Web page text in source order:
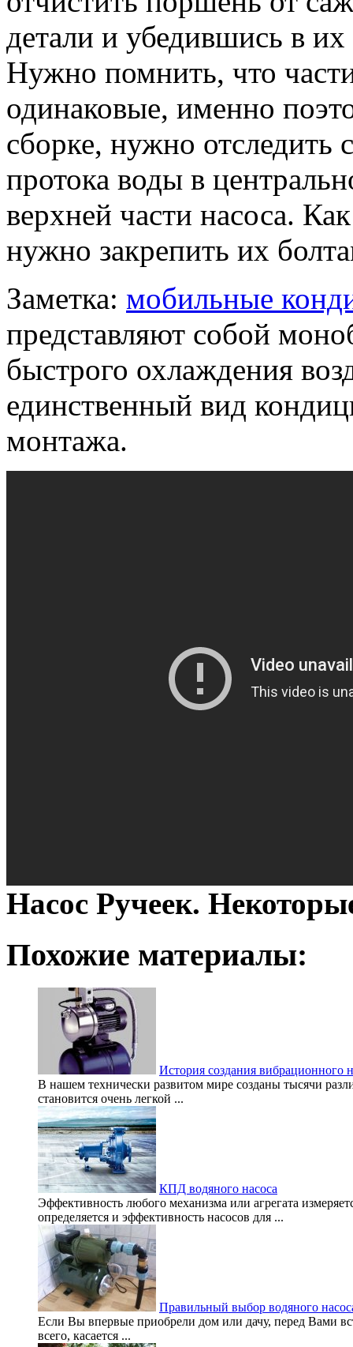
детали и убедившись в
Нужно помнить, что
одинаковые, именно
сборке, нужно отследить
протока воды в
верхней части насоса.
нужно закрепить их
Заметка: мобильные
представляют собой
быстрого охлаждения
единственный вид
монтажа.
Насос Ручеек.
Похожие материалы:
История создания вибрационного
В нашем технически развитом мире созданы тысячи
становится очень легкой ...
КПД водяного насоса
Эффективность любого механизма или агрегата
определяется и эффективность насосов для ...
Правильный выбор водяного
Если Вы впервые приобрели дом или дачу, перед Вами
всего, касается ...